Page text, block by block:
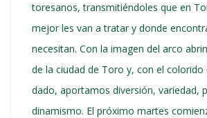
toresanos, transmitiéndoles que en
mejor les van a tratar y donde
necesitan. Con la imagen del arco
de la ciudad de Toro y, con el colorido
dado, aportamos diversión, variedad,
dinamismo. El próximo martes